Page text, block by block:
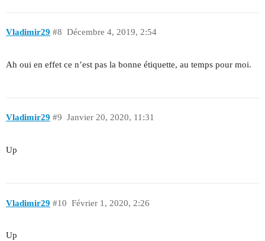
Vladimir29 Décembre 4, 2019, 2:54
#8
Ah oui en effet ce n’est pas la bonne étiquette, au temps pour moi.
Vladimir29 Janvier 20, 2020, 11:31
#9
Up
Vladimir29 Février 1, 2020, 2:26
#10
Up